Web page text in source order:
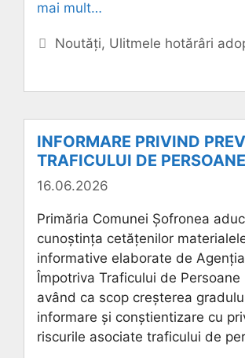
mai mult…
Categorii
Noutăți, Ulitmele hotărâri
INFORMARE PRIVIND
TRAFICULUI DE PERSOANE
16.06.2026
Primăria Comunei Șofronea
cunoștința cetățenilor
informative elaborate de
Împotriva Traficului de Persoane
având ca scop creșterea
informare și conștientizare cu
riscurile asociate traficului de